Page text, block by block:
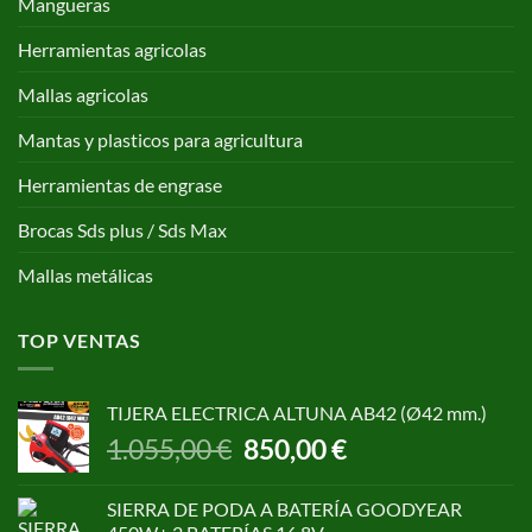
Herramientas agricolas
Mallas agricolas
Mantas y plasticos para agricultura
Herramientas de engrase
Brocas Sds plus / Sds Max
Mallas metálicas
TOP VENTAS
TIJERA ELECTRICA ALTUNA AB42 (Ø42 mm.)
1.055,00€ El
precio
era:
850,00€El
es:
SIERRA DE PODA A BATERÍA GOODYEAR